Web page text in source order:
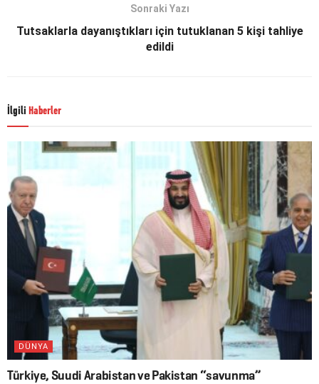
Sonraki Yazı
Tutsaklarla dayanıştıkları için tutuklanan 5 kişi tahliye
edildi
İlgili Haberler
DÜNYA
Türkiye, Suudi Arabistan ve Pakistan “savunma”